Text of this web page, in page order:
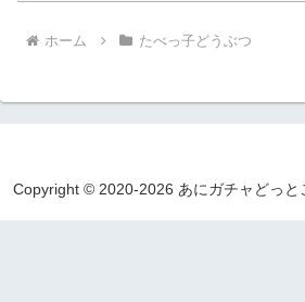
ホーム たべっ子どうぶつ
Copyright © 2020-2026 あにガチャどっと